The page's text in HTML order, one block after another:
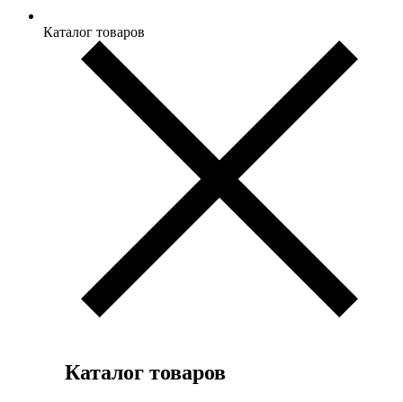
Каталог товаров
Каталог товаров